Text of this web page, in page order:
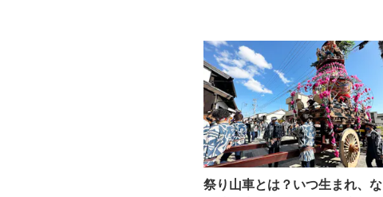
祭り山車とは？いつ生まれ、な